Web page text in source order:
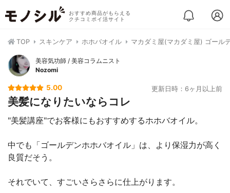
おすすめ商品がもらえる
クチコミポイ活サイト
TOP スキンケア ホホバオイル マカダミ屋(マカダミ屋) ゴール
美容気功師 / 美容コラムニスト
Nozomi
5.00 更新日時：6ヶ月以上前
美髪になりたいならコレ
"美髪講座"でお客様にもおすすめするホホバオイル。
中でも「ゴールデンホホバオイル」は、より保湿力が高く
良質だそう。
それでいて、すごいさらさらに仕上がります。